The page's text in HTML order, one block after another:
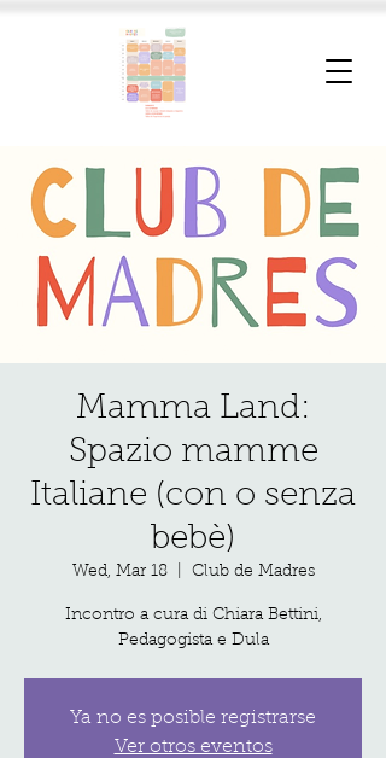
Mamma Land:
Spazio mamme
Italiane (con o senza
bebè)
Wed, Mar 18
  |
Club de Madres
Incontro a cura di Chiara Bettini,
Pedagogista e Dula
Ya no es posible registrarse
Ver otros eventos